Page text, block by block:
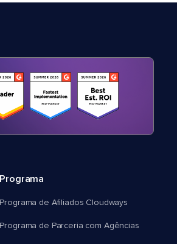
Programa
Programa de Afiliados Cloudways
Programa de Parceria com Agências